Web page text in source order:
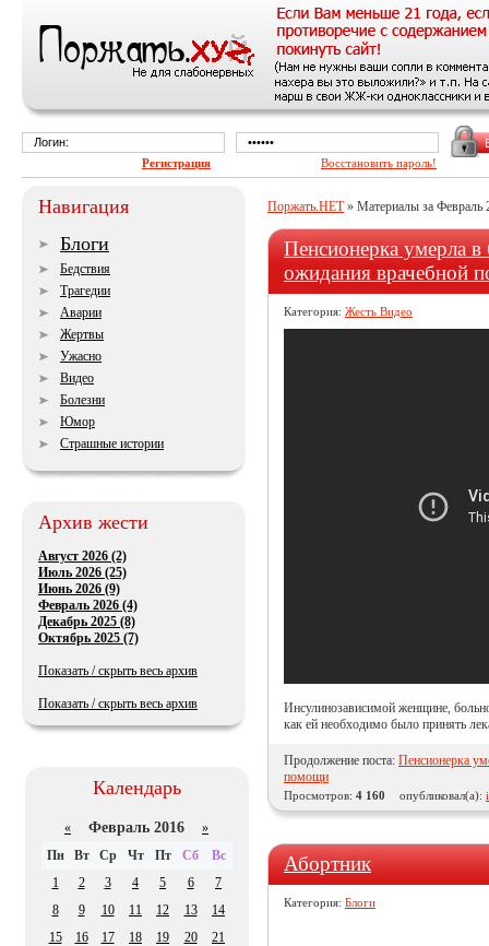
Поржать.НЕТ» Материалы за Февраль
Пенсионерка умерла в
ожидания врачебной
Категория: Жесть Видео
Инсулинозависимой женщине,
как ей необходимо было принять
Продолжение поста: Пенсионерка
помощи
Просмотров: 4 160 опубликовал(а):
Абортник
Категория: Блоги
Навигация
Блоги
Бедствия
Трагедии
Аварии
Жертвы
Ужасно
Видео
Болезни
Юмор
Страшные истории
Архив жести
Август 2026 (2)
Июль 2026 (25)
Июнь 2026 (9)
Февраль 2026 (4)
Декабрь 2025 (8)
Октябрь 2025 (7)
Показать / скрыть весь архив
Показать / скрыть весь архив
Календарь
« Февраль 2016 »
Пн
Вт Ср Чт Пт Сб
Вс
1
2 3 4 5 6
7
8
9 10 11 12 13
14
15
16 17 18 19 20
21
Регистрация Восстановить пароль!